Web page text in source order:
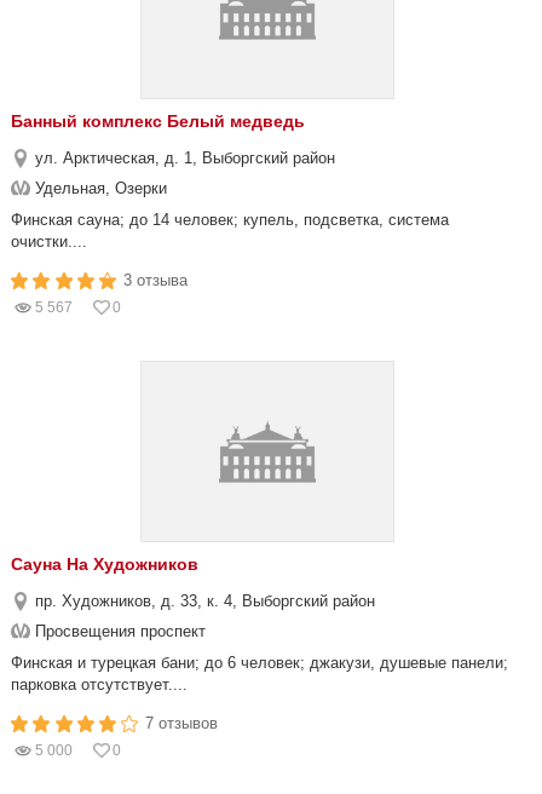
Банный комплекс Белый медведь
ул. Арктическая, д. 1, Выборгский район
Удельная, Озерки
Финская сауна; до 14 человек; купель, подсветка, система
очистки....
3 отзыва
5 567 0
Сауна На Художников
пр. Художников, д. 33, к. 4, Выборгский район
Просвещения проспект
Финская и турецкая бани; до 6 человек; джакузи, душевые панели;
парковка отсутствует....
7 отзывов
5 000 0